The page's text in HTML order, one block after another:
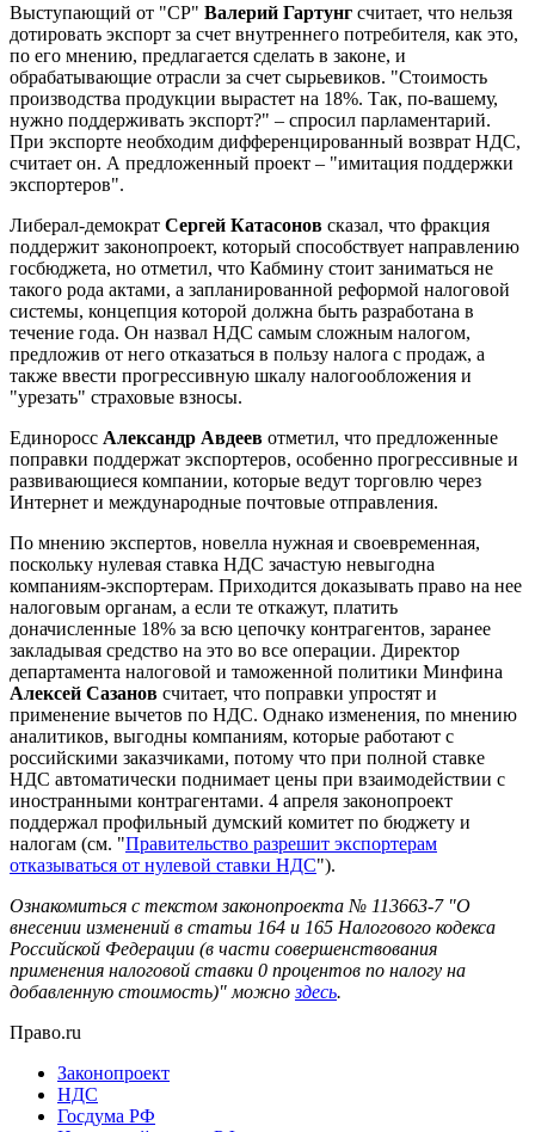
Выступающий от "СР" Валерий Гартунг считает, что нельзя
дотировать экспорт за счет внутреннего потребителя, как это,
по его мнению, предлагается сделать в законе, и
обрабатывающие отрасли за счет сырьевиков. "Стоимость
производства продукции вырастет на 18%. Так, по-вашему,
нужно поддерживать экспорт?" – спросил парламентарий.
При экспорте необходим дифференцированный возврат НДС,
считает он. А предложенный проект – "имитация поддержки
экспортеров".
Либерал-демократ Сергей Катасонов сказал, что фракция
поддержит законопроект, который способствует направлению
госбюджета, но отметил, что Кабмину стоит заниматься не
такого рода актами, а запланированной реформой налоговой
системы, концепция которой должна быть разработана в
течение года. Он назвал НДС самым сложным налогом,
предложив от него отказаться в пользу налога с продаж, а
также ввести прогрессивную шкалу налогообложения и
"урезать" страховые взносы.
Единоросс Александр Авдеев отметил, что предложенные
поправки поддержат экспортеров, особенно прогрессивные и
развивающиеся компании, которые ведут торговлю через
Интернет и международные почтовые отправления.
По мнению экспертов, новелла нужная и своевременная,
поскольку нулевая ставка НДС зачастую невыгодна
компаниям-экспортерам. Приходится доказывать право на нее
налоговым органам, а если те откажут, платить
доначисленные 18% за всю цепочку контрагентов, заранее
закладывая средство на это во все операции. Директор
департамента налоговой и таможенной политики Минфина
Алексей Сазанов считает, что поправки упростят и
применение вычетов по НДС. Однако изменения, по мнению
аналитиков, выгодны компаниям, которые работают с
российскими заказчиками, потому что при полной ставке
НДС автоматически поднимает цены при взаимодействии с
иностранными контрагентами. 4 апреля законопроект
поддержал профильный думский комитет по бюджету и
налогам (см. "Правительство разрешит экспортерам
отказываться от нулевой ставки НДС").
Ознакомиться с текстом законопроекта № 113663-7 "О
внесении изменений в статьи 164 и 165 Налогового кодекса
Российской Федерации (в части совершенствования
применения налоговой ставки 0 процентов по налогу на
добавленную стоимость)" можноздесь.
Право.ru
Законопроект
НДС
Госдума РФ